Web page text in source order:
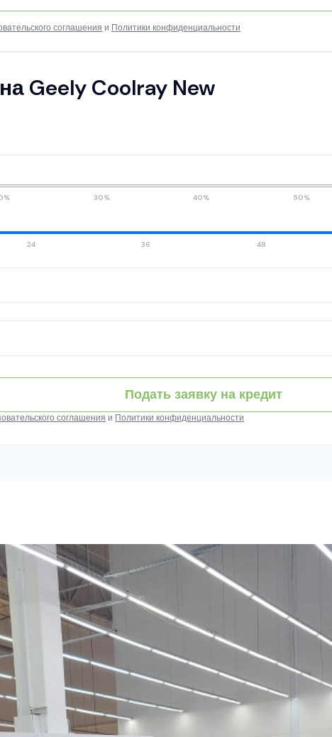
Geely Coolray New
30% 40% 50%
24 36 48
Подать заявку на кредит
соглашения и Политики конфиденциальности
соглашения и Политики конфиденциальности